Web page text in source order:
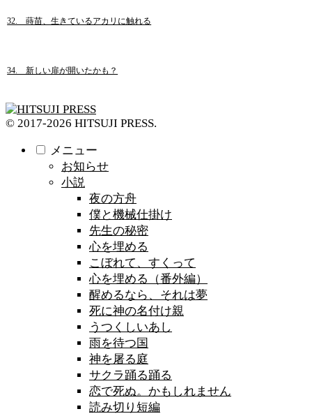
32. 蒔苗、生きているアカリに触れる
34. 新しい扉が開いたかも？
© 2017-2026 HITSUJI PRESS.
メニュー
お知らせ
小説
夜の方舟
僕と機械仕掛け
先生の秘密
心を埋める
こぼれて、すくって
心を埋める（番外編）
醒めるなら、それは夢
死に神の名付け親
うつくしいあし
雨を待つ国
神を屠る庭
サクラ踊る踊る
恋で死ぬ。かもしれません
読み切り短編